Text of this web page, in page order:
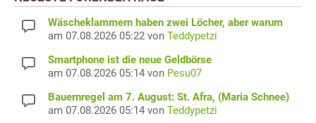
Wäscheklammern haben zwei Löcher, aber warum
am 07.08.2026 05:22 von Teddypetzi
Smartphone ist die neue Geldbörse
am 07.08.2026 05:14 von Pesu07
Bauernregel am 7. August: St. Afra, (Maria Schnee)
am 07.08.2026 05:14 von Teddypetzi